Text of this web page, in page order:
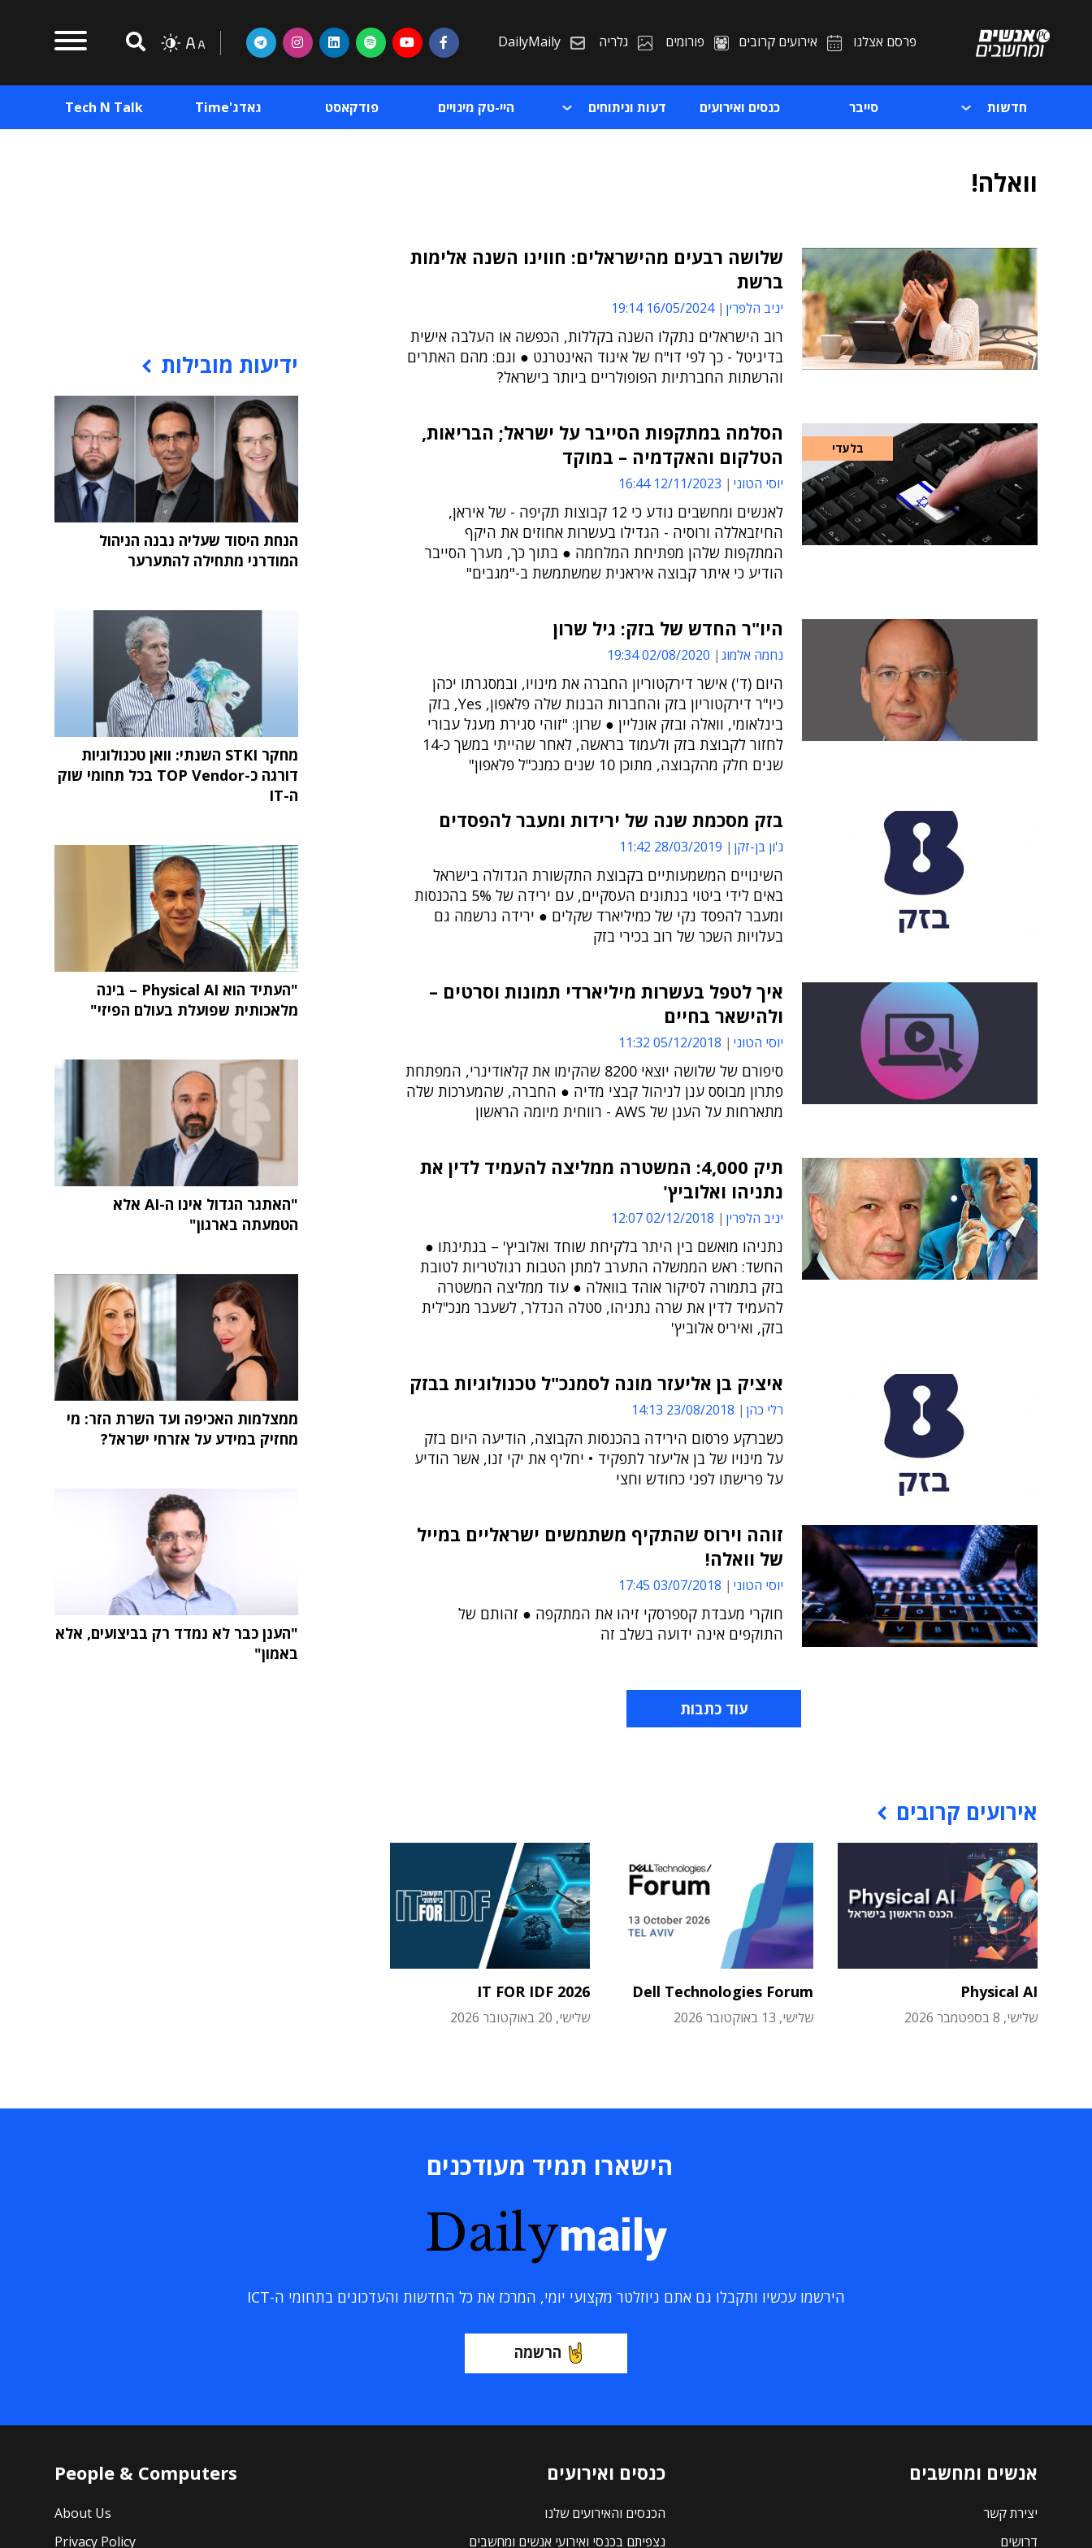
פרסם אצלנו אירועים קרובים פורומים גלריה DailyMaily
חדשות סייבר כנסים ואירועים דעות וניתוחים היי-טק מינויים פודקאסט גאדג'Time Tech N Talk
וואלה!
שלושה רבעים מהישראלים: חווינו השנה אלימות
ברשת
יניב הלפרין 16/05/2024 19:14
רוב הישראלים נתקלו השנה בקללות, הכפשה או העלבה אישית
בדיגיטל - כך לפי דו"ח של איגוד האינטרנט ● וגם: מהם האתרים
והרשתות החברתיות הפופולריים ביותר בישראל?
בלעדי
הסלמה במתקפות הסייבר על ישראל; הבריאות,
הטלקום והאקדמיה – במוקד
יוסי הטוני 12/11/2023 16:44
לאנשים ומחשבים נודע כי 12 קבוצות תקיפה - של איראן,
החיזבאללה ורוסיה - הגדילו בעשרות אחוזים את היקף
המתקפות שלהן מפתיחת המלחמה ● בתוך כך, מערך הסייבר
הודיע כי איתר קבוצה איראנית שמשתמשת ב-"מגבים"
היו"ר החדש של בזק: גיל שרון
נחמה אלמוג 02/08/2020 19:34
היום (ד') אישר דירקטוריון החברה את מינויו, ובמסגרתו יכהן
כיו"ר דירקטוריון בזק והחברות הבנות שלה פלאפון, Yes, בזק
בינלאומי, וואלה ובזק אונליין ● שרון: "זוהי סגירת מעגל עבורי
לחזור לקבוצת בזק ולעמוד בראשה, לאחר שהייתי במשך כ-14
שנים חלק מהקבוצה, מתוכן 10 שנים כמנכ"ל פלאפון"
בזק מסכמת שנה של ירידות ומעבר להפסדים
ג'ון בן-זקן 28/03/2019 11:42
השינויים המשמעותיים בקבוצת התקשורת הגדולה בישראל
באים לידי ביטוי בנתונים העסקיים, עם ירידה של 5% בהכנסות
ומעבר להפסד נקי של כמיליארד שקלים ● ירידה נרשמה גם
בעלויות השכר של רוב בכירי בזק
איך לטפל בעשרות מיליארדי תמונות וסרטים –
ולהישאר בחיים
יוסי הטוני 05/12/2018 11:32
סיפורם של שלושה יוצאי 8200 שהקימו את קלאודינרי, המפתחת
פתרון מבוסס ענן לניהול קבצי מדיה ● החברה, שהמערכות שלה
מתארחות על הענן של AWS - רווחית מיומה הראשון
תיק 4,000: המשטרה ממליצה להעמיד לדין את
נתניהו ואלוביץ'
יניב הלפרין 02/12/2018 12:07
נתניהו מואשם בין היתר בלקיחת שוחד ואלוביץ' – בנתינתו ●
החשד: ראש הממשלה התערב למתן הטבות רגולטריות לטובת
בזק בתמורה לסיקור אוהד בוואלה ● עוד ממליצה המשטרה
להעמיד לדין את שרה נתניהו, סטלה הנדלר, לשעבר מנכ"לית
בזק, ואיריס אלוביץ'
איציק בן אליעזר מונה לסמנכ"ל טכנולוגיות בבזק
רלי כהן 23/08/2018 14:13
כשברקע פרסום הירידה בהכנסות הקבוצה, הודיעה היום בזק
על מינויו של בן אליעזר לתפקיד • יחליף את יקי זנו, אשר הודיע
על פרישתו לפני כחודש וחצי
זוהה וירוס שהתקיף משתמשים ישראליים במייל
של וואלה!
יוסי הטוני 03/07/2018 17:45
חוקרי מעבדת קספרסקי זיהו את המתקפה ● זהותם של
התוקפים אינה ידועה בשלב זה
עוד כתבות
אירועים קרובים
Physical AI
שלישי, 8 בספטמבר 2026
Dell Technologies Forum
שלישי, 13 באוקטובר 2026
IT FOR IDF 2026
שלישי, 20 באוקטובר 2026
ידיעות מובילות
הנחת היסוד שעליה נבנה הניהול
המודרני מתחילה להתערער
מחקר STKI השנתי: וואן טכנולוגיות
דורגה כ-TOP Vendor בכל תחומי שוק
ה-IT
"העתיד הוא Physical AI – בינה
מלאכותית שפועלת בעולם הפיזי"
"האתגר הגדול אינו ה-AI אלא
הטמעתה בארגון"
ממצלמות האכיפה ועד השרת הזר: מי
מחזיק במידע על אזרחי ישראל?
"הענן כבר לא נמדד רק בביצועים, אלא
באמון"
הישארו תמיד מעודכנים
Dailymaily
הירשמו עכשיו ותקבלו גם אתם ניוזלטר מקצועי יומי, המרכז את כל החדשות והעדכונים בתחומי ה-ICT
הרשמה
אנשים ומחשבים
יצירת קשר
דרושים
כנסים ואירועים
הכנסים והאירועים שלנו
נצפיתם בכנסי ואירועי אנשים ומחשבים
People & Computers
About Us
Privacy Policy